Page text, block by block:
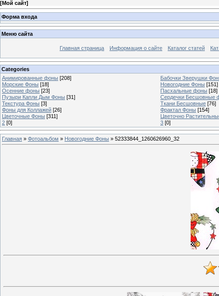
[Мой сайт]
Форма входа
Меню сайта
Главная страница Информация о сайте Каталог статей
Categories
Анимированные фоны [208]
Бабочки Зверушки
Морские Фоны [18] Новогодние Фоны [151]
Осенние фоны [23] Пасхальные фоны [18]
Пузыри Капли Дым Фоны [31]
Сердечки Бесшовные
Текстура Фоны [3] Ткани Бесшовные [76]
Фоны для Коллажей [26] Фрактал Фоны [154]
Цветочные Фоны [311]
Цветочно
2 [0] 3 [0]
Главная » Фотоальбом » Новогодние Фоны » 52333844_1260626960_32